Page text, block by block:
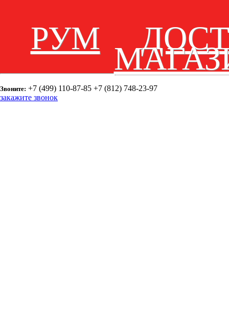
РУМ
Звоните: +7 (499) 110-87-85 +7 (812) 748-23-97
закажите звонок